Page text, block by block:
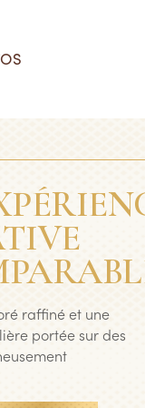
Voir tous les
Voir tous nos
En savoir plus
En savoir plus
raffiné et une
portée sur des